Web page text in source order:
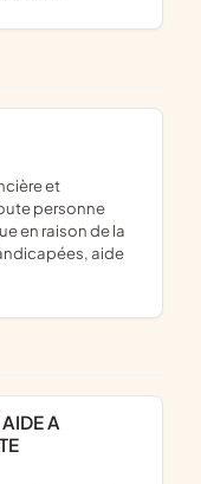
personne
en raison de la
aide